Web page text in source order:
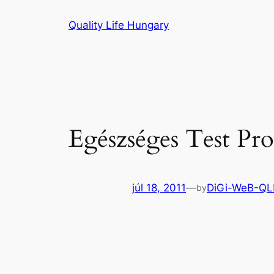
Quality Life Hungary
Egészséges Test
júl 18, 2011—byDiGi-WeB-